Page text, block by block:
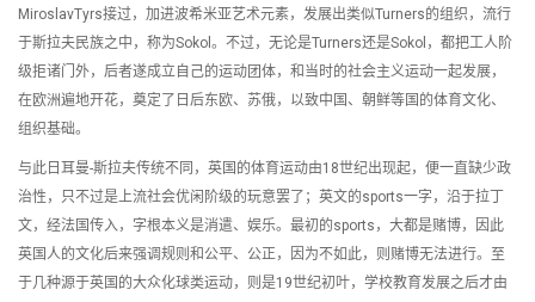
MiroslavTyrs接过，加进波希米亚艺术元素，发展出类似Turners的组织，流行
于斯拉夫民族之中，称为Sokol。不过，无论是Turners还是Sokol，都把工人阶
级拒诸门外，后者遂成立自己的运动团体，和当时的社会主义运动一起发展，
在欧洲遍地开花，奠定了日后东欧、苏俄，以致中国、朝鲜等国的体育文化、
组织基础。
与此日耳曼-斯拉夫传统不同，英国的体育运动由18世纪出现起，便一直缺少政
治性，只不过是上流社会优闲阶级的玩意罢了；英文的sports一字，沿于拉丁
文，经法国传入，字根本义是消遣、娱乐。最初的sports，大都是赌博，因此
英国人的文化后来强调规则和公平、公正，因为不如此，则赌博无法进行。至
于几种源于英国的大众化球类运动，则是19世纪初叶，学校教育发展之后才由